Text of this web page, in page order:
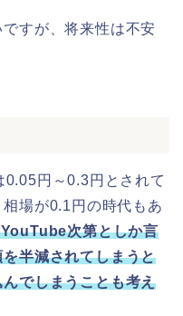
すが、将来性は不安
円～0.3円とされて
場が0.1円の時代もあ
次第としか言
半減されてしまうと
でしまうことも考え